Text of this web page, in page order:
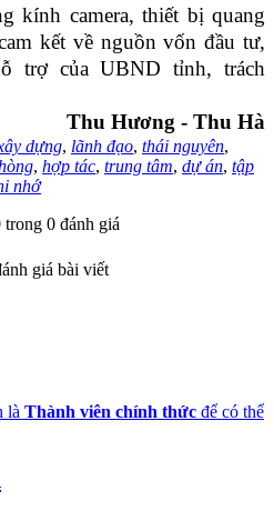
kính camera, thiết bị quang
kết về nguồn vốn đầu tư,
trợ của UBND tỉnh, trách
Thu Hương - Thu Hà
dựng, lãnh đạo, thái nguyên,
, hợp tác, trung tâm, dự án, tập
nhớ
0 đánh giá
giá bài viết
là Thành viên chính thức để có thể